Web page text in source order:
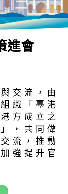
進會
交流，由
織「臺港
方成立之
，共同做
流，推動
強提升官